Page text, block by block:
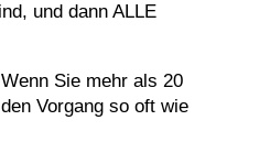
und dann ALLE
Sie mehr als 20
Vorgang so oft wie